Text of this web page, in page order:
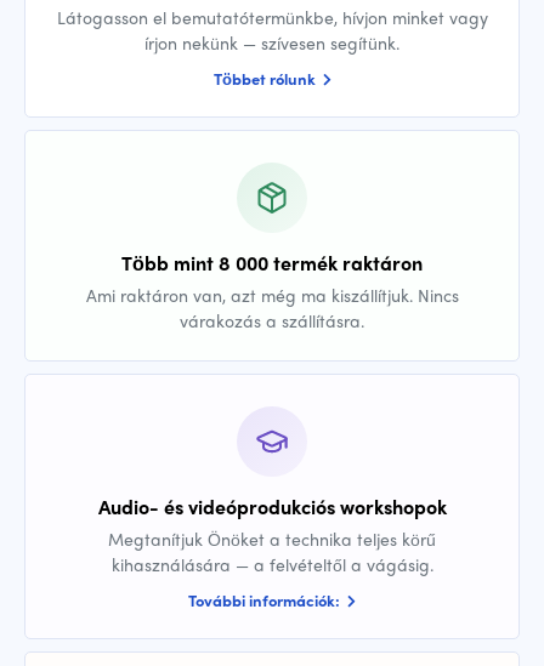
Látogasson el bemutatótermünkbe, hívjon minket vagy
írjon nekünk — szívesen segítünk.
Többet rólunk
Több mint 8 000 termék raktáron
Ami raktáron van, azt még ma kiszállítjuk. Nincs
várakozás a szállításra.
Audio- és videóprodukciós workshopok
Megtanítjuk Önöket a technika teljes körű
kihasználására — a felvételtől a vágásig.
További információk: